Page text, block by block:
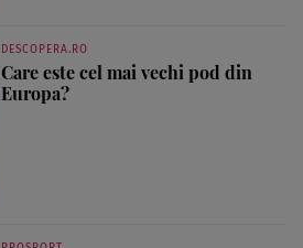
DESCOPERA.RO
Care este cel mai vechi pod din
Europa?